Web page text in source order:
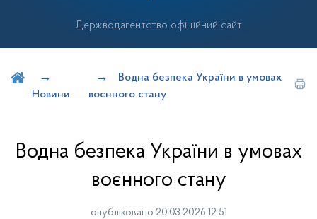
Держводагентство офіційний сайт
Новини
Водна безпека України в умовах
воєнного стану
Водна безпека України в умовах
воєнного стану
опубліковано 20.03.2026 12:51